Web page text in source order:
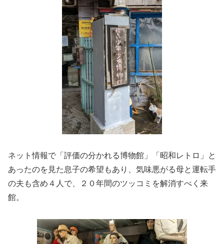
ネット情報で「評価の分かれる博物館」「昭和レトロ」と
あったのを見た息子の希望もあり、気味悪がる母と運転手
の夫も含め４人で、２０年間のツッコミを解消すべく来
館。